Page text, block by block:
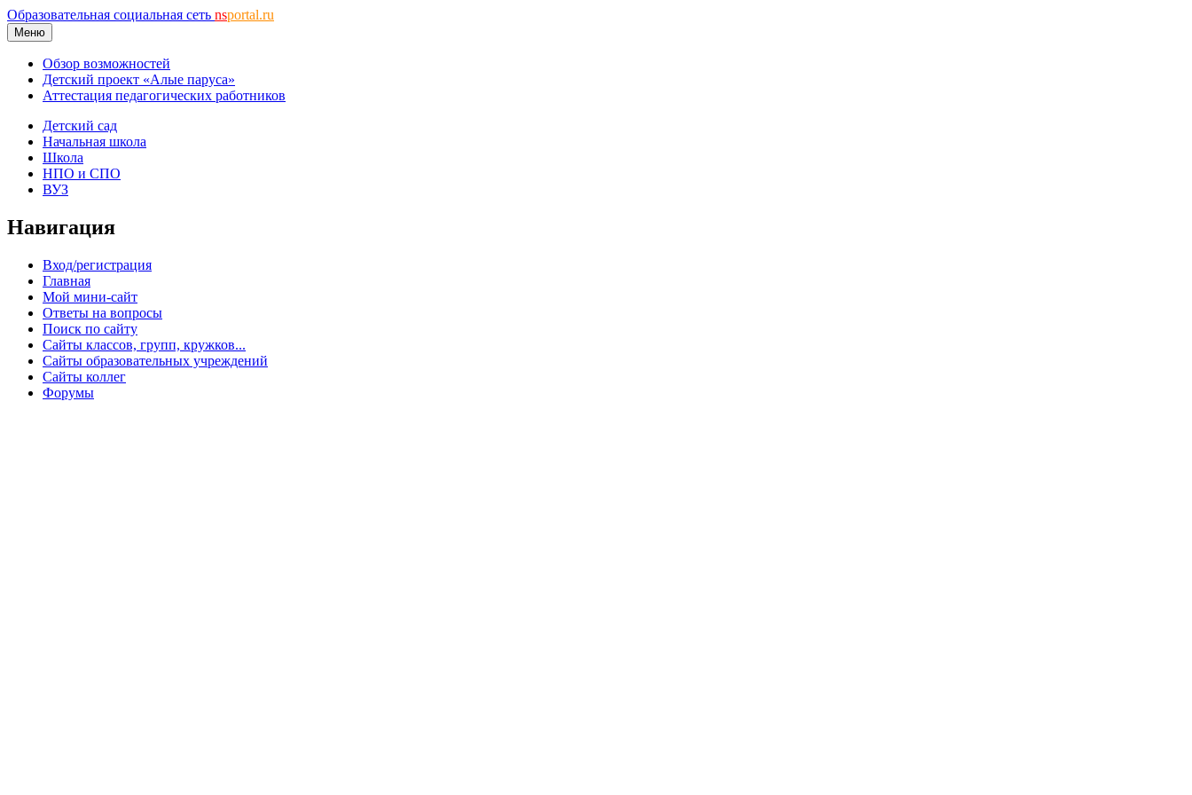
Образовательная социальная сеть nsportal.ru
Меню
Обзор возможностей
Детский проект «Алые паруса»
Аттестация педагогических работников
Детский сад
Начальная школа
Школа
НПО и СПО
ВУЗ
Навигация
Вход/регистрация
Главная
Мой мини-сайт
Ответы на вопросы
Поиск по сайту
Сайты классов, групп, кружков...
Сайты образовательных учреждений
Сайты коллег
Форумы